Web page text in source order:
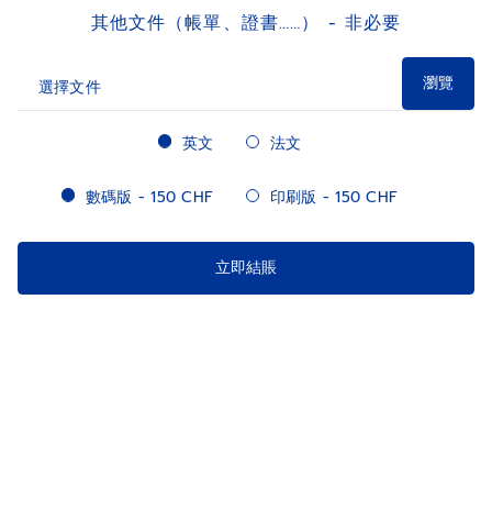
其他文件（帳單、證書……） - 非必要
選擇文件 瀏覽
英文 法文
register_extract_digital
數碼版 - 150 CHF 印刷版 - 150 CHF
立即結賬